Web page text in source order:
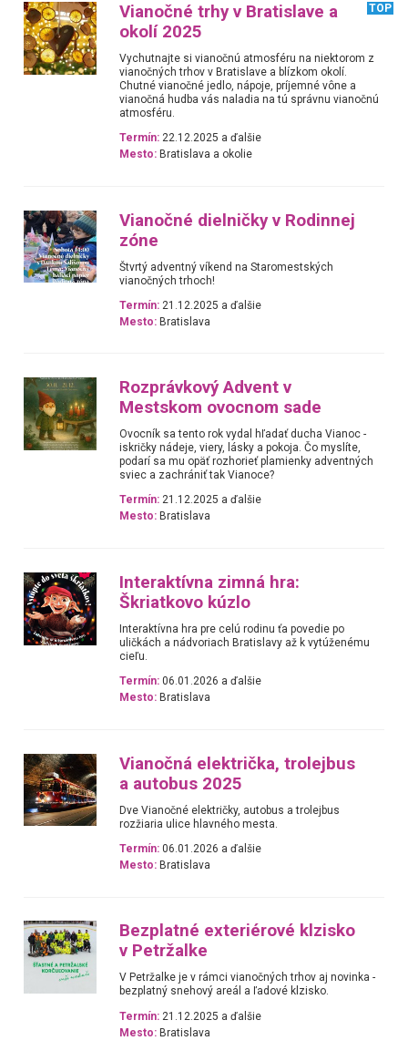
Vianočné trhy v Bratislave a
okolí 2025
TOP
Vychutnajte si vianočnú atmosféru na niektorom z
vianočných trhov v Bratislave a blízkom okolí.
Chutné vianočné jedlo, nápoje, príjemné vône a
vianočná hudba vás naladia na tú správnu vianočnú
atmosféru.
Termín: 22.12.2025 a ďalšie
Mesto: Bratislava a okolie
Vianočné dielničky v Rodinnej
zóne
Štvrtý adventný víkend na Staromestských
vianočných trhoch!
Termín: 21.12.2025 a ďalšie
Mesto: Bratislava
Rozprávkový Advent v
Mestskom ovocnom sade
Ovocník sa tento rok vydal hľadať ducha Vianoc -
iskričky nádeje, viery, lásky a pokoja. Čo myslíte,
podarí sa mu opäť rozhorieť plamienky adventných
sviec a zachrániť tak Vianoce?
Termín: 21.12.2025 a ďalšie
Mesto: Bratislava
Interaktívna zimná hra:
Škriatkovo kúzlo
Interaktívna hra pre celú rodinu ťa povedie po
uličkách a nádvoriach Bratislavy až k vytúženému
cieľu.
Termín: 06.01.2026 a ďalšie
Mesto: Bratislava
Vianočná električka, trolejbus
a autobus 2025
Dve Vianočné električky, autobus a trolejbus
rozžiaria ulice hlavného mesta.
Termín: 06.01.2026 a ďalšie
Mesto: Bratislava
Bezplatné exteriérové klzisko
v Petržalke
V Petržalke je v rámci vianočných trhov aj novinka -
bezplatný snehový areál a ľadové klzisko.
Termín: 21.12.2025 a ďalšie
Mesto: Bratislava